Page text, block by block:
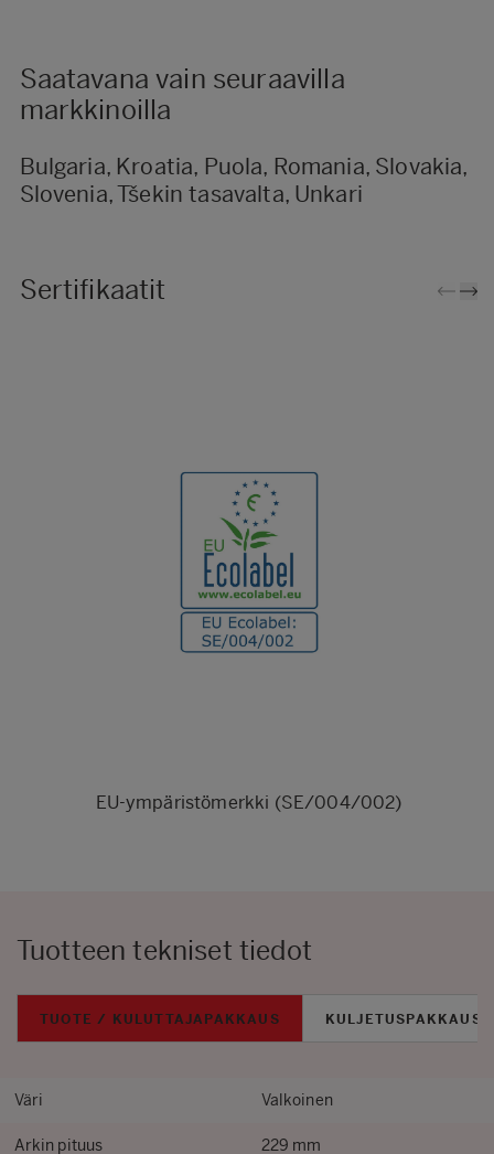
Saatavana vain seuraavilla
markkinoilla
Bulgaria, Kroatia, Puola, Romania, Slovakia,
Slovenia, Tšekin tasavalta, Unkari
Sertifikaatit
EU-ympäristömerkki (SE/004/002)
Tuotteen tekniset tiedot
TUOTE / KULUTTAJAPAKKAUS KULJETUSPAKKAUS
Väri Valkoinen
Arkin pituus 229 mm